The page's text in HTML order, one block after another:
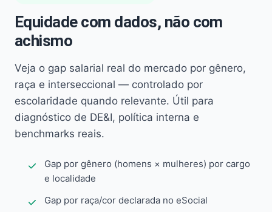
Equidade com dados, não com
achismo
Veja o gap salarial real do mercado por gênero,
raça e interseccional — controlado por
escolaridade quando relevante. Útil para
diagnóstico de DE&I, política interna e
benchmarks reais.
Gap por gênero (homens × mulheres) por cargo
e localidade
Gap por raça/cor declarada no eSocial